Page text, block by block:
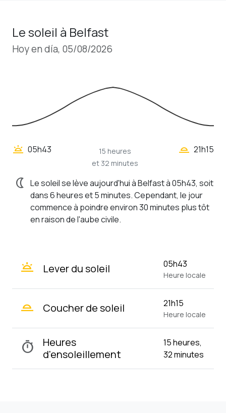
Le soleil à Belfast
Hoy en día, 05/08/2026
wb_twilight 05h43
15 heures
et 32 minutes
wb_twilight_2 21h15
nightlight Le soleil se lève aujourd'hui à Belfast à 05h43, soit
dans 6 heures et 5 minutes. Cependant, le jour
commence à poindre environ 30 minutes plus tôt
en raison de l'aube civile.
wb_twilight Lever du soleil 05h43
Heure locale
wb_twilight_2 Coucher de soleil 21h15
Heure locale
timer
Heures
d'ensoleillement
15 heures,
32 minutes